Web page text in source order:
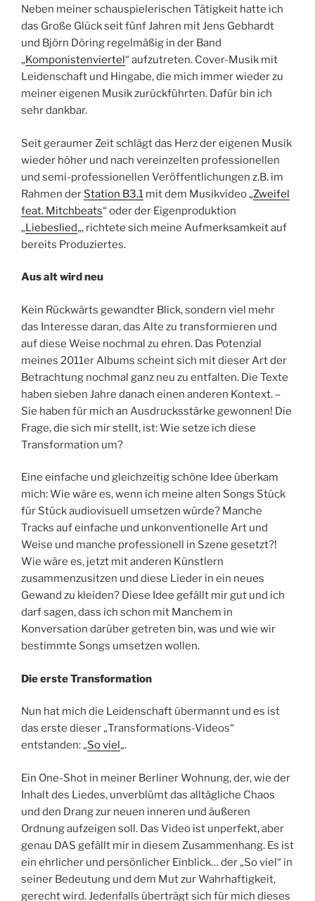
Neben meiner schauspielerischen Tätigkeit hatte ich
das Große Glück seit fünf Jahren mit Jens Gebhardt
und Björn Döring regelmäßig in der Band
„Komponistenviertel “ aufzutreten. Cover-Musik mit
Leidenschaft und Hingabe, die mich immer wieder zu
meiner eigenen Musik zurückführten. Dafür bin ich
sehr dankbar.
Seit geraumer Zeit schlägt das Herz der eigenen Musik
wieder höher und nach vereinzelten professionellen
und semi-professionellen Veröffentlichungen z.B. im
Rahmen der Station B3.1 mit dem Musikvideo „Zweifel
feat. Mitchbeats“ oder der Eigenproduktion
„Liebeslied„, richtete sich meine Aufmerksamkeit auf
bereits Produziertes.
Aus alt wird neu
Kein Rückwärts gewandter Blick, sondern viel mehr
das Interesse daran, das Alte zu transformieren und
auf diese Weise nochmal zu ehren. Das Potenzial
meines 2011er Albums scheint sich mit dieser Art der
Betrachtung nochmal ganz neu zu entfalten. Die Texte
haben sieben Jahre danach einen anderen Kontext. –
Sie haben für mich an Ausdrucksstärke gewonnen! Die
Frage, die sich mir stellt, ist: Wie setze ich diese
Transformation um?
Eine einfache und gleichzeitig schöne Idee überkam
mich: Wie wäre es, wenn ich meine alten Songs Stück
für Stück audiovisuell umsetzen würde? Manche
Tracks auf einfache und unkonventionelle Art und
Weise und manche professionell in Szene gesetzt?!
Wie wäre es, jetzt mit anderen Künstlern
zusammenzusitzen und diese Lieder in ein neues
Gewand zu kleiden? Diese Idee gefällt mir gut und ich
darf sagen, dass ich schon mit Manchem in
Konversation darüber getreten bin, was und wie wir
bestimmte Songs umsetzen wollen.
Die erste Transformation
Nun hat mich die Leidenschaft übermannt und es ist
das erste dieser „Transformations-Videos“
entstanden: „So viel „.
Ein One-Shot in meiner Berliner Wohnung, der, wie der
Inhalt des Liedes, unverblümt das alltägliche Chaos
und den Drang zur neuen inneren und äußeren
Ordnung aufzeigen soll. Das Video ist unperfekt, aber
genau DAS gefällt mir in diesem Zusammenhang. Es ist
ein ehrlicher und persönlicher Einblick… der „So viel“ in
seiner Bedeutung und dem Mut zur Wahrhaftigkeit,
gerecht wird. Jedenfalls überträgt sich für mich dieses